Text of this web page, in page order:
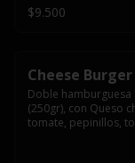
$9.500
Cheese Burger
Doble hamburguesa
(250gr), con Queso
tomate, pepinillos,